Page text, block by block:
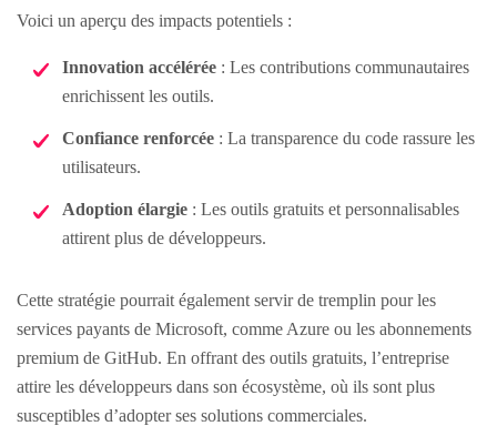
Voici un aperçu des impacts potentiels :
Innovation accélérée : Les contributions communautaires
enrichissent les outils.
Confiance renforcée : La transparence du code rassure les
utilisateurs.
Adoption élargie : Les outils gratuits et personnalisables
attirent plus de développeurs.
Cette stratégie pourrait également servir de tremplin pour les
services payants de Microsoft, comme Azure ou les abonnements
premium de GitHub. En offrant des outils gratuits, l’entreprise
attire les développeurs dans son écosystème, où ils sont plus
susceptibles d’adopter ses solutions commerciales.